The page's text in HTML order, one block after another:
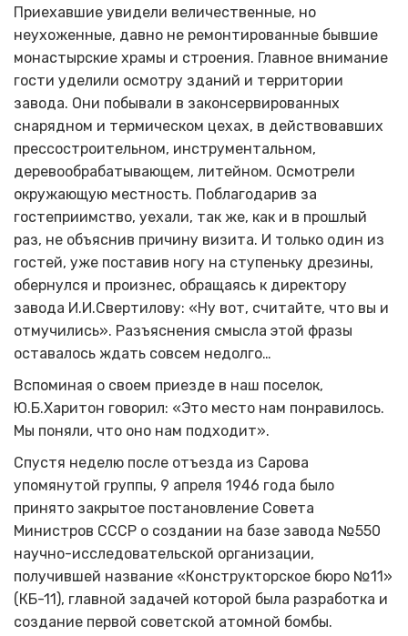
Приехавшие увидели величественные, но
неухоженные, давно не ремонтированные бывшие
монастырские храмы и строения. Главное внимание
гости уделили осмотру зданий и территории
завода. Они побывали в законсервированных
снарядном и термическом цехах, в действовавших
прессостроительном, инструментальном,
деревообрабатывающем, литейном. Осмотрели
окружающую местность. Поблагодарив за
гостеприимство, уехали, так же, как и в прошлый
раз, не объяснив причину визита. И только один из
гостей, уже поставив ногу на ступеньку дрезины,
обернулся и произнес, обращаясь к директору
завода И.И.Свертилову: «Ну вот, считайте, что вы и
отмучились». Разъяснения смысла этой фразы
оставалось ждать совсем недолго…
Вспоминая о своем приезде в наш поселок,
Ю.Б.Харитон говорил: «Это место нам понравилось.
Мы поняли, что оно нам подходит».
Спустя неделю после отъезда из Сарова
упомянутой группы, 9 апреля 1946 года было
принято закрытое постановление Совета
Министров СССР о создании на базе завода №550
научно-исследовательской организации,
получившей название «Конструкторское бюро №11»
(КБ-11), главной задачей которой была разработка и
создание первой советской атомной бомбы.